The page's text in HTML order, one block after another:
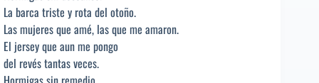
La barca triste y rota del otoño.
Las mujeres que amé, las que me amaron.
El jersey que aun me pongo
del revés tantas veces.